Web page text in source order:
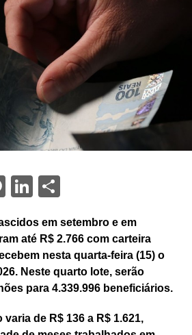
Messenger
LinkedIn
Share
em setembro e em
até R$ 2.766 com carteira
nesta quarta-feira (15) o
Neste quarto lote, serão
para 4.339.996 beneficiários.
de R$ 136 a R$ 1.621,